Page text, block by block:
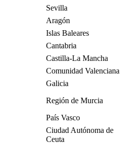
Sevilla
Aragón
Islas Baleares
Cantabria
Castilla-La Mancha
Comunidad Valenciana
Galicia
Región de Murcia
País Vasco
Ciudad Autónoma de
Ceuta